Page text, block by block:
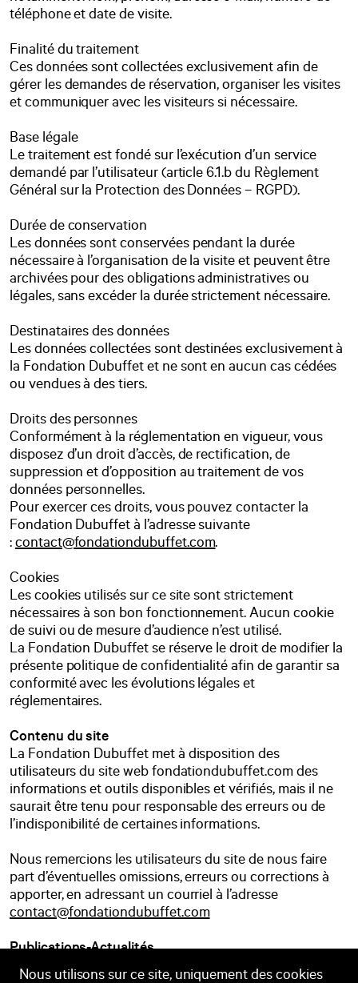
Nous utilisons sur ce site, uniquement des cookies
téléphone et date de visite.
Finalité du traitement
Ces données sont collectées exclusivement afin de
gérer les demandes de réservation, organiser les visites
et communiquer avec les visiteurs si nécessaire.
Base légale
Le traitement est fondé sur l’exécution d’un service
demandé par l’utilisateur (article 6.1.b du Règlement
Général sur la Protection des Données – RGPD).
Durée de conservation
Les données sont conservées pendant la durée
nécessaire à l’organisation de la visite et peuvent être
archivées pour des obligations administratives ou
légales, sans excéder la durée strictement nécessaire.
Destinataires des données
Les données collectées sont destinées exclusivement à
la Fondation Dubuffet et ne sont en aucun cas cédées
ou vendues à des tiers.
Droits des personnes
Conformément à la réglementation en vigueur, vous
disposez d’un droit d’accès, de rectification, de
suppression et d’opposition au traitement de vos
données personnelles.
Pour exercer ces droits, vous pouvez contacter la
Fondation Dubuffet à l’adresse suivante
:contact@fondationdubuffet.com.
Cookies
Les cookies utilisés sur ce site sont strictement
nécessaires à son bon fonctionnement. Aucun cookie
de suivi ou de mesure d’audience n’est utilisé.
La Fondation Dubuffet se réserve le droit de modifier la
présente politique de confidentialité afin de garantir sa
conformité avec les évolutions légales et
réglementaires.
Contenu du site
La Fondation Dubuffet met à disposition des
utilisateurs du site web fondationdubuffet.com des
informations et outils disponibles et vérifiés, mais il ne
saurait être tenu pour responsable des erreurs ou de
l’indisponibilité de certaines informations.
Nous remercions les utilisateurs du site de nous faire
part d’éventuelles omissions, erreurs ou corrections à
apporter, en adressant un courriel à l’adresse
contact@fondationdubuffet.com
Publications-Actualités
Les documents diffusés en version électronique sur ce